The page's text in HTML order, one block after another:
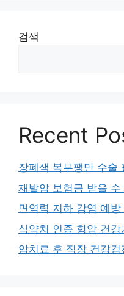
검색
Recent
장폐색 복부팽만 수술
재발암 보험금 받을 수
면역력 저하 감염 예방
식약처 인증 항암 건강
암치료 후 직장 건강검